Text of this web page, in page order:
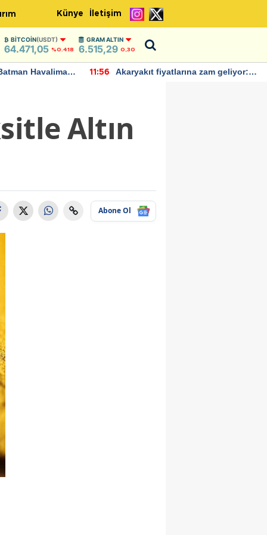
Künye İletişim
BITCOIN(USDT)
64.471,05 %0.418
GRAM ALTIN
6.515,29 0,30
Havalimanı
11:56
Akaryakıt fiyatlarına zam geliyor:
Altın
Abone Ol